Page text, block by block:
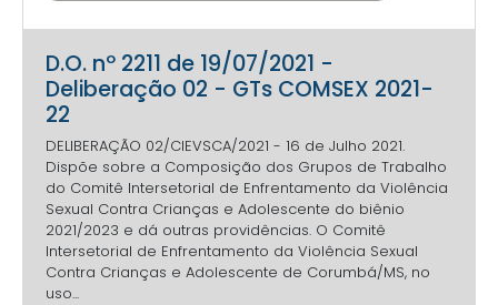
D.O. nº 2211 de 19/07/2021 -
Deliberação 02 - GTs COMSEX 2021-
22
DELIBERAÇÃO 02/CIEVSCA/2021 - 16 de Julho 2021.
Dispõe sobre a Composição dos Grupos de Trabalho
do Comitê Intersetorial de Enfrentamento da Violência
Sexual Contra Crianças e Adolescente do biênio
2021/2023 e dá outras providências. O Comitê
Intersetorial de Enfrentamento da Violência Sexual
Contra Crianças e Adolescente de Corumbá/MS, no
uso...